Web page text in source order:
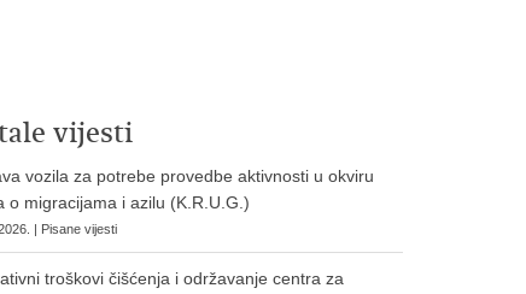
vijesti
vozila za potrebe provedbe aktivnosti u okviru
o migracijama i azilu (K.R.U.G.)
| Pisane vijesti
troškovi čišćenja i održavanje centra za